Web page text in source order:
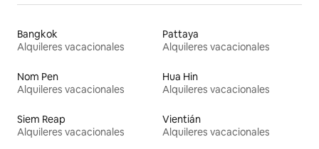
Bangkok
Alquileres vacacionales
Pattaya
Alquileres vacacionales
Nom Pen
Alquileres vacacionales
Hua Hin
Alquileres vacacionales
Siem Reap
Alquileres vacacionales
Vientián
Alquileres vacacionales